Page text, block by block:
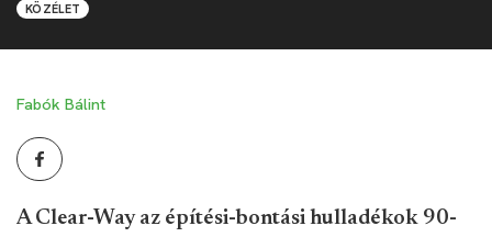
KÖZÉLET
Fabók Bálint
A Clear-Way az építési-bontási hulladékok 90-